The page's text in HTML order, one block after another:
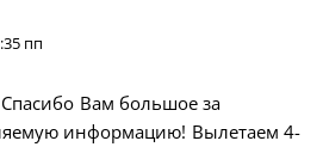
пп
Вам большое за
информацию! Вылетаем 4-